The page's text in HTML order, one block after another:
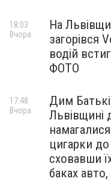
На
загорівся
водій
ФОТО
18:03
Вчора
Дим
Львівщині
цигарки до
сховавши
баках
17:48
Вчора